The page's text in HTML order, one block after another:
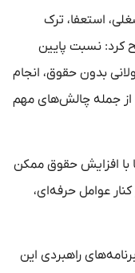
استعفا، ترک
کرد: نسبت پایین
بدون حقوق، انجام
از جمله چالش‌های مهم
با افزایش حقوق ممکن
عوامل حرفه‌ای،
راهبردی این